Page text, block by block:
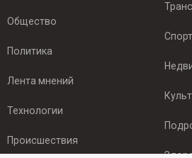
Общество
Политика
Лента мнений
Технологии
Происшествия
Спорт